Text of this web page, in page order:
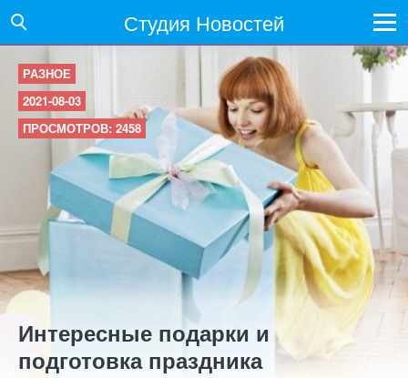
Студия Новостей
РАЗНОЕ
2021-08-03
ПРОСМОТРОВ: 2458
Интересные подарки и
подготовка праздника